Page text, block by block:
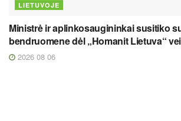
LIETUVOJE
Ministrė ir aplinkosaugininkai susitiko
bendruomene dėl „Homanit Lietuva“
2026 08 06